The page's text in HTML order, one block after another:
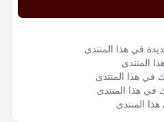
في هذا المنتدى
المنتدى
في هذا المنتدى
هذا المنتدى
المنتدى